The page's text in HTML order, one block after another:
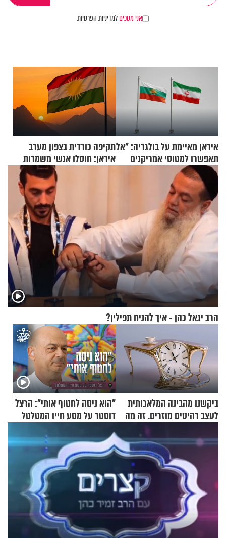
אני מסכיםלמדיניות הפרטיות
איראן מאיימת על בולגריה: "אל
תאפשרו למטוסי אמריקנים
להמריא מהשטח שלכם"
תקיפה כורדית בצפון מערב
איראן: חוסלו אנשי משמרות
הרב יגאל כהן - איך להניח תפילין?
ביקשנו מהבינה המלאכותית
לעצב רהיטים מוזרים. זה מה
"הוא ניסה לחטוף אותי": הרצל
דוסטר על מסע חייו המטלטל